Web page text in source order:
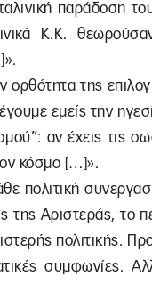
παράδοση
Κ.Κ.
ορθότητα της
εμείς την
αν έχεις τις
κόσμο […]».
πολιτική
της Αριστεράς, το
πολιτικής.
συμφωνίες.